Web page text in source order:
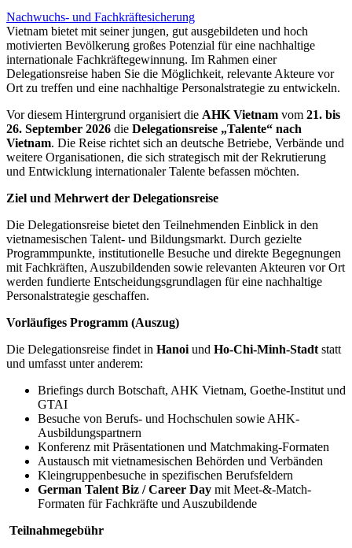
Nachwuchs- und Fachkräftesicherung
Vietnam bietet mit seiner jungen, gut ausgebildeten und hoch
motivierten Bevölkerung großes Potenzial für eine nachhaltige
internationale Fachkräftegewinnung. Im Rahmen einer
Delegationsreise haben Sie die Möglichkeit, relevante Akteure vor
Ort zu treffen und eine nachhaltige Personalstrategie zu entwickeln.
Vor diesem Hintergrund organisiert die AHK Vietnam vom 21. bis
26. September 2026 die Delegationsreise „Talente“ nach
Vietnam. Die Reise richtet sich an deutsche Betriebe, Verbände und
weitere Organisationen, die sich strategisch mit der Rekrutierung
und Entwicklung internationaler Talente befassen möchten.
Ziel und Mehrwert der Delegationsreise
Die Delegationsreise bietet den Teilnehmenden Einblick in den
vietnamesischen Talent- und Bildungsmarkt. Durch gezielte
Programmpunkte, institutionelle Besuche und direkte Begegnungen
mit Fachkräften, Auszubildenden sowie relevanten Akteuren vor Ort
werden fundierte Entscheidungsgrundlagen für eine nachhaltige
Personalstrategie geschaffen.
Vorläufiges Programm (Auszug)
Die Delegationsreise findet in Hanoi und Ho-Chi-Minh-Stadt statt
und umfasst unter anderem:
Briefings durch Botschaft, AHK Vietnam, Goethe-Institut und
GTAI
Besuche von Berufs- und Hochschulen sowie AHK-
Ausbildungspartnern
Konferenz mit Präsentationen und Matchmaking-Formaten
Austausch mit vietnamesischen Behörden und Verbänden
Kleingruppenbesuche in spezifischen Berufsfeldern
German Talent Biz / Career Day mit Meet-&-Match-
Formaten für Fachkräfte und Auszubildende
Teilnahmegebühr